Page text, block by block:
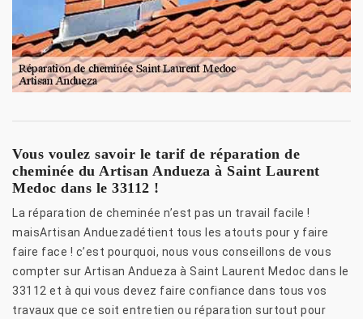
Vous voulez savoir le tarif de réparation de
cheminée du Artisan Andueza à Saint Laurent
Medoc dans le 33112 !
La réparation de cheminée n’est pas un travail facile !
maisArtisan Anduezadétient tous les atouts pour y faire
faire face ! c’est pourquoi, nous vous conseillons de vous
compter sur Artisan Andueza à Saint Laurent Medoc dans le
33112 et à qui vous devez faire confiance dans tous vos
travaux que ce soit entretien ou réparation surtout pour